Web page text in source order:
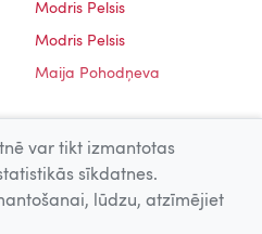
Modris Pelsis
Modris Pelsis
Maija Pohodņeva
Uz augšu
var tikt izmantotas
sīkdatnes.
lūdzu, atzīmējiet